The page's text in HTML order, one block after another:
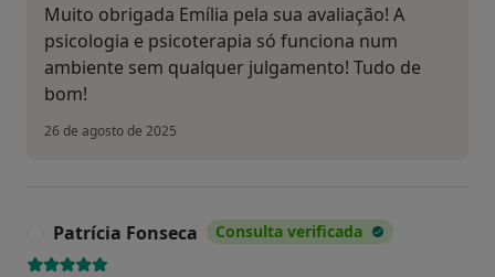
Muito obrigada Emília pela sua avaliação! A
psicologia e psicoterapia só funciona num
ambiente sem qualquer julgamento! Tudo de
bom!
26 de agosto de 2025
Patrícia Fonseca Consulta verificada